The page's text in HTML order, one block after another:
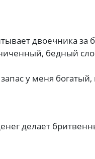
двоечника
бедный
у меня
делает